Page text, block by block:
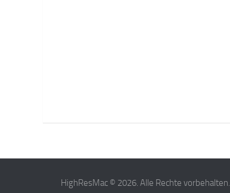
HighResMac © 2026. Alle Rechte vorbehalten.